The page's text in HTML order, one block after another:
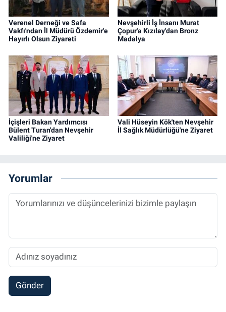
Verenel Derneği ve Safa
Vakfı'ndan İl Müdürü Özdemir'e
Hayırlı Olsun Ziyareti
Nevşehirli İş İnsanı Murat
Çopur'a Kızılay'dan Bronz
Madalya
İçişleri Bakan Yardımcısı
Bülent Turan'dan Nevşehir
Valiliği'ne Ziyaret
Vali Hüseyin Kök'ten Nevşehir
İl Sağlık Müdürlüğü'ne Ziyaret
Yorumlar
Gönder